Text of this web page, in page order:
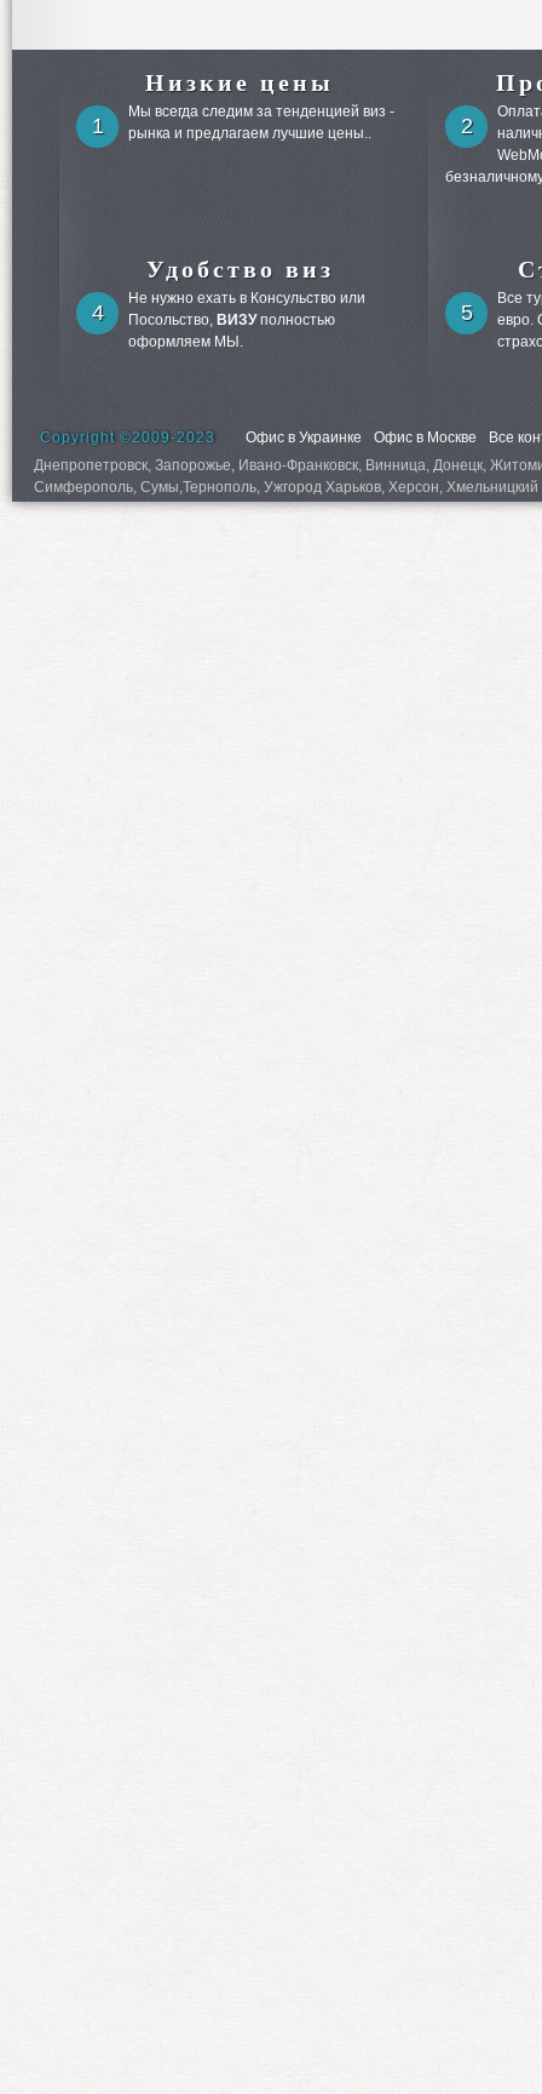
Низкие цены
1
Мы всегда следим за тенденцией виз -
рынка и предлагаем лучшие цены..
2
Удобство виз
4
Не нужно ехать в Консульство или
Посольство, ВИЗУполностью
оформляем МЫ.
5
Все
евро.
Copyright ©2009-2023 Офис в Украинке Офис в Москве
Все
Днепропетровск, Запорожье, Ивано-Франковск, Винница, Донецк,
Симферополь, Сумы,Тернополь, Ужгород Харьков, Херсон,